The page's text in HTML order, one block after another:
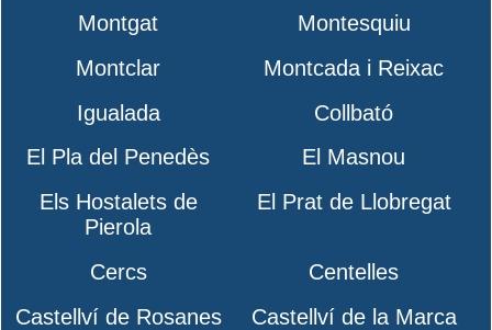
Montgat
Montesquiu
Montclar
Montcada i Reixac
Igualada
Collbató
El Pla del Penedès
El Masnou
Els Hostalets de
Pierola
El Prat de Llobregat
Cercs
Centelles
Castellví de Rosanes
Castellví de la Marca